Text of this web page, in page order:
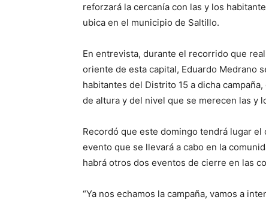
reforzará la cercanía con las y los
ubica en el municipio de Saltillo.
En entrevista, durante el recorrido que
oriente de esta capital, Eduardo Medrano
habitantes del Distrito 15 a dicha
de altura y del nivel que se merecen las y
Recordó que este domingo tendrá lugar
evento que se llevará a cabo en la
habrá otros dos eventos de cierre en las
“Ya nos echamos la campaña, vamos a